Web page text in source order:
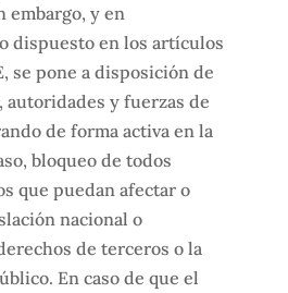
embargo, y en
dispuesto en los artículos
se pone a disposición de
autoridades y fuerzas de
de forma activa en la
bloqueo de todos
que puedan afectar o
nacional o
de terceros o la
En caso de que el